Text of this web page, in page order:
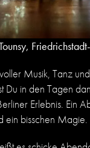
Musik, Tanz
Du in den Tagen
Erlebnis. Ein
ein bisschen Magie.